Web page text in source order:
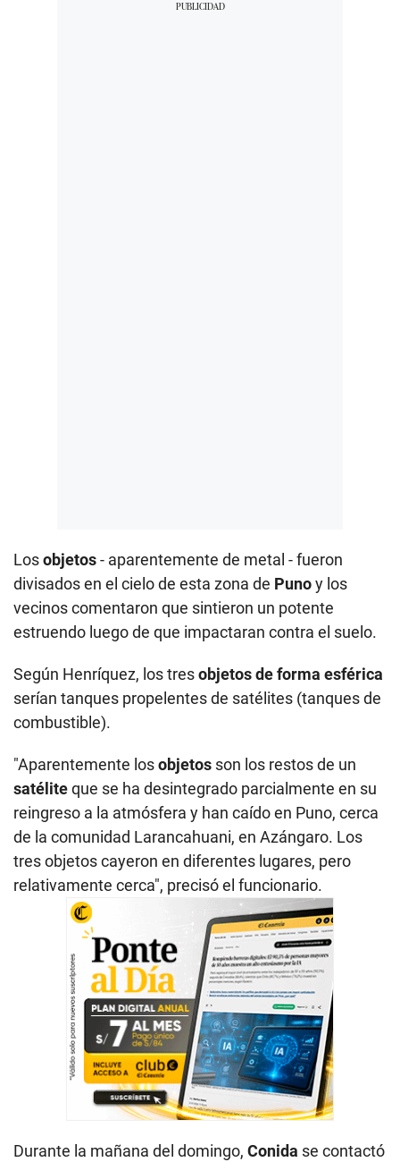
Losobjetos- aparentemente de metal - fueron
divisados en el cielo de esta zona de Punoy los
vecinos comentaron que sintieron un potente
estruendo luego de que impactaran contra el suelo.
Según Henríquez, los tresobjetos de forma esférica
serían tanques propelentes de satélites (tanques de
combustible).
"Aparentemente losobjetos son los restos de un
satéliteque se ha desintegrado parcialmente en su
reingreso a la atmósfera y han caído en Puno, cerca
de la comunidad Larancahuani, en Azángaro. Los
tres objetos cayeron en diferentes lugares, pero
relativamente cerca", precisó el funcionario.
Durante la mañana del domingo, Conida se contactó